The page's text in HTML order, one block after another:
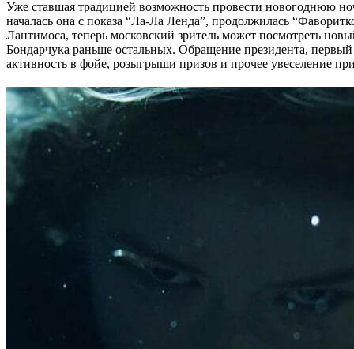
Уже ставшая традицией возможность провести новогоднюю
началась она с показа “Ла-Ла Ленда”, продолжилась
Лантимоса, теперь московский зритель может посмотреть
Бондарчука раньше остальных. Обращение президента, первый
активность в фойе, розыгрыши призов и прочее увеселение